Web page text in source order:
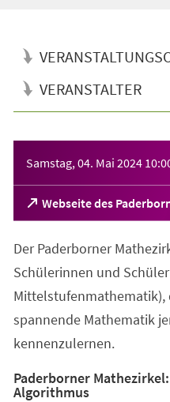
VERANSTALTER
Samstag, 04. Mai 2024
Webseite des
(Öffnet
in
neuen
Tab)
Der Paderborner
Schülerinnen und
Mittelstufenmathematik),
spannende Mathematik
kennenzulernen.
Paderborner
Algorithmus